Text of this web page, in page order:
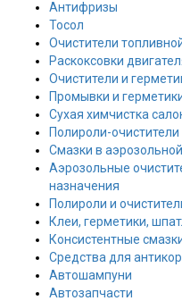
Антифризы
Тосол
Очистители
Раскоксовки
Очистители и
Промывки и
Сухая химчистка
Полироли-
Смазки в аэрозольной
Аэрозольные
назначения
Полироли и
Клеи, герметики,
Консистентные
Средства для
Автошампуни
Автозапчасти